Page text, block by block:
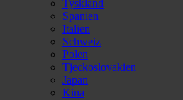
Tyskland
Spanien
Italien
Schweiz
Polen
Tjeckoslovakien
Japan
Kina